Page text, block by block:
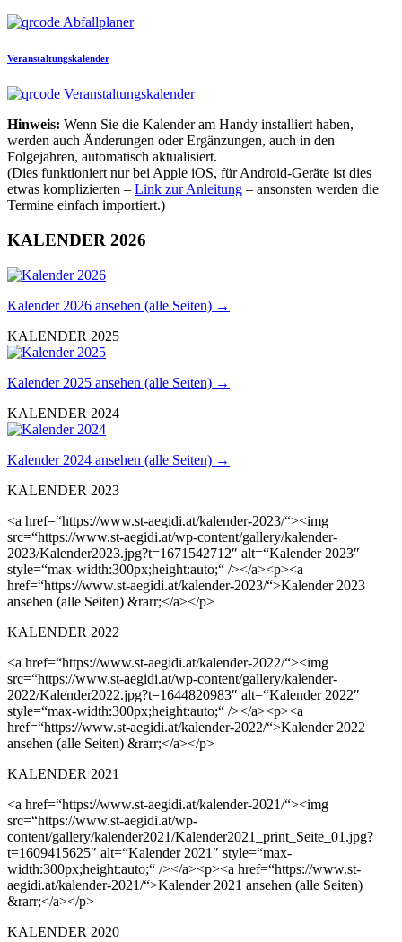
Veranstaltungskalender
Hinweis: Wenn Sie die Kalender am Handy installiert haben,
werden auch Änderungen oder Ergänzungen, auch in den
Folgejahren, automatisch aktualisiert.
(Dies funktioniert nur bei Apple iOS, für Android-Geräte ist dies
etwas komplizierten – Link zur Anleitung – ansonsten werden die
Termine einfach importiert.)
KALENDER 2026
Kalender 2026 ansehen (alle Seiten) →
KALENDER 2025
Kalender 2025 ansehen (alle Seiten) →
KALENDER 2024
Kalender 2024 ansehen (alle Seiten) →
KALENDER 2023
<a href=“https://www.st-aegidi.at/kalender-2023/“><img
src=“https://www.st-aegidi.at/wp-content/gallery/kalender-
2023/Kalender2023.jpg?t=1671542712″ alt=“Kalender 2023″
style=“max-width:300px;height:auto;“ /></a><p><a
href=“https://www.st-aegidi.at/kalender-2023/“>Kalender 2023
ansehen (alle Seiten) &rarr;</a></p>
KALENDER 2022
<a href=“https://www.st-aegidi.at/kalender-2022/“><img
src=“https://www.st-aegidi.at/wp-content/gallery/kalender-
2022/Kalender2022.jpg?t=1644820983″ alt=“Kalender 2022″
style=“max-width:300px;height:auto;“ /></a><p><a
href=“https://www.st-aegidi.at/kalender-2022/“>Kalender 2022
ansehen (alle Seiten) &rarr;</a></p>
KALENDER 2021
<a href=“https://www.st-aegidi.at/kalender-2021/“><img
src=“https://www.st-aegidi.at/wp-
content/gallery/kalender2021/Kalender2021_print_Seite_01.jpg?
t=1609415625″ alt=“Kalender 2021″ style=“max-
width:300px;height:auto;“ /></a><p><a href=“https://www.st-
aegidi.at/kalender-2021/“>Kalender 2021 ansehen (alle Seiten)
&rarr;</a></p>
KALENDER 2020